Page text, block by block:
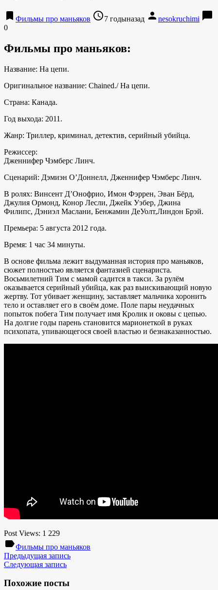
bookmark Фильмы про маньяков access_time7 годыназад person nesokruchimi chat_bubble
0
Фильмы про маньяков:
Название: На цепи.
Оригинальное название: Chained./ На цепи.
Страна: Канада.
Год выхода: 2011.
Жанр: Триллер, криминал, детектив, серийный убийца.
Режиссер:
Дженнифер Чэмберс Линч.
Сценарий: Дэмиэн О’Доннелл, Дженнифер Чэмберс Линч.
В ролях: Винсент Д’Онофрио, Имон Фэррен, Эван Бёрд,
Джулия Ормонд, Конор Лесли, Джейк Уэбер, Джина
Филипс, Дэниэл Маслани, Бенжамин ДеУолт,Линдон Брэй.
Премьера: 5 августа 2012 года.
Время: 1 час 34 минуты.
В основе фильма лежит выдуманная история про маньяков,
сюжет полностью является фантазией сценариста.
Восьмилетний Тим с мамой садится в такси. За рулём
оказывается серийный убийца, как раз выискивающий новую
жертву. Тот убивает женщину, заставляет мальчика хоронить
тело и оставляет его в своём доме. Поле пары неудачных
попыток побега Тим получает имя Кролик и оковы с цепью.
На долгие годы парень становится марионеткой в руках
психопата, упивающегося своей властью и безнаказанностью.
Post Views: 1 229
labelФильмы про маньяков
Предыдущая запись
Следующая запись
Похожие посты